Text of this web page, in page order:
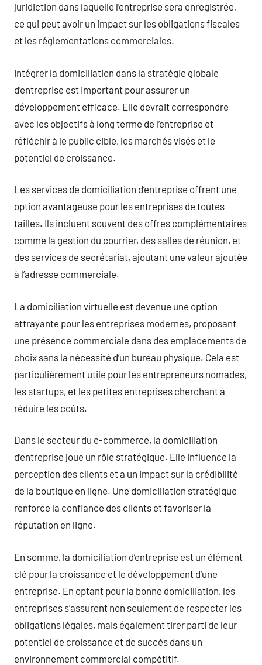
juridiction dans laquelle l’entreprise sera enregistrée,
ce qui peut avoir un impact sur les obligations fiscales
et les réglementations commerciales.
Intégrer la domiciliation dans la stratégie globale
d’entreprise est important pour assurer un
développement efficace. Elle devrait correspondre
avec les objectifs à long terme de l’entreprise et
réfléchir à le public cible, les marchés visés et le
potentiel de croissance.
Les services de domiciliation d’entreprise offrent une
option avantageuse pour les entreprises de toutes
tailles. Ils incluent souvent des offres complémentaires
comme la gestion du courrier, des salles de réunion, et
des services de secrétariat, ajoutant une valeur ajoutée
à l’adresse commerciale.
La domiciliation virtuelle est devenue une option
attrayante pour les entreprises modernes, proposant
une présence commerciale dans des emplacements de
choix sans la nécessité d’un bureau physique. Cela est
particulièrement utile pour les entrepreneurs nomades,
les startups, et les petites entreprises cherchant à
réduire les coûts.
Dans le secteur du e-commerce, la domiciliation
d’entreprise joue un rôle stratégique. Elle influence la
perception des clients et a un impact sur la crédibilité
de la boutique en ligne. Une domiciliation stratégique
renforce la confiance des clients et favoriser la
réputation en ligne.
En somme, la domiciliation d’entreprise est un élément
clé pour la croissance et le développement d’une
entreprise. En optant pour la bonne domiciliation, les
entreprises s’assurent non seulement de respecter les
obligations légales, mais également tirer parti de leur
potentiel de croissance et de succès dans un
environnement commercial compétitif.